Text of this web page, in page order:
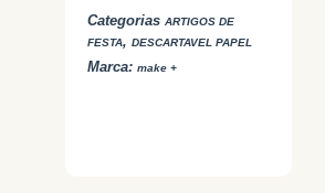
Categorias ARTIGOS DE
FESTA,DESCARTAVEL PAPEL
Marca:make +